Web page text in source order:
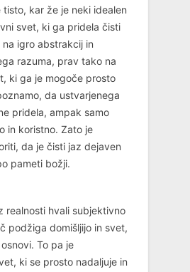
tisto, kar že je neki idealen
svet, ki ga pridela čisti
na igro abstrakcij in
razuma, prav tako na
ki ga je mogoče prosto
da ustvarjenega
pridela, ampak samo
in koristno. Zato je
da je čisti jaz dejaven
pameti božji.
realnosti hvali subjektivno
podžiga domišljijo in svet,
To pa je
ki se prosto nadaljuje in